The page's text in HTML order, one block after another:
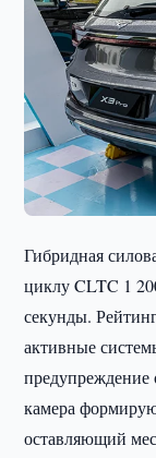
Гибридная
циклу CLTC 1
секунды.
активные
предупреждение
камера
оставляющий